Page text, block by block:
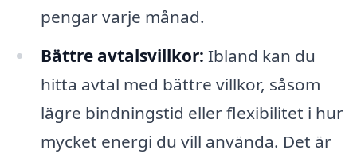
pengar varje månad.
Bättre avtalsvillkor: Ibland kan du
hitta avtal med bättre villkor, såsom
lägre bindningstid eller flexibilitet i hur
mycket energi du vill använda. Det är